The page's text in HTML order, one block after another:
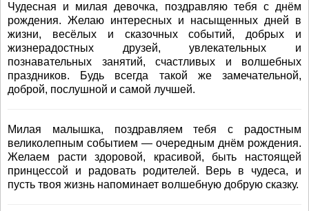
Чудесная и милая девочка, поздравляю тебя с днём
рождения. Желаю интересных и насыщенных дней в
жизни, весёлых и сказочных событий, добрых и
жизнерадостных друзей, увлекательных и
познавательных занятий, счастливых и волшебных
праздников. Будь всегда такой же замечательной,
доброй, послушной и самой лучшей.
Милая малышка, поздравляем тебя с радостным
великолепным событием — очередным днём рождения.
Желаем расти здоровой, красивой, быть настоящей
принцессой и радовать родителей. Верь в чудеса, и
пусть твоя жизнь напоминает волшебную добрую сказку.